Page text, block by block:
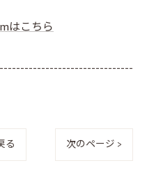
はこちら
る 次のページ >